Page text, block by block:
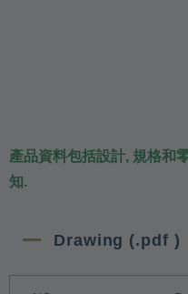
產品資料包括設計, 規格和
知.
Drawing (.pdf )